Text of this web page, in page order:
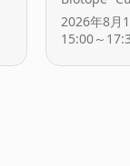
2026年8月
15:00～